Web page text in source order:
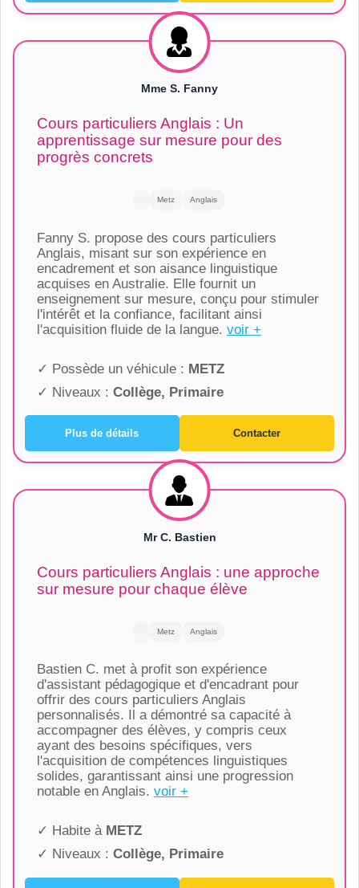
Mme S. Fanny
Cours particuliers Anglais : Un
apprentissage sur mesure pour des
progrès concrets
Metz Anglais
Fanny S. propose des cours particuliers
Anglais, misant sur son expérience en
encadrement et son aisance linguistique
acquises en Australie. Elle fournit un
enseignement sur mesure, conçu pour stimuler
l'intérêt et la confiance, facilitant ainsi
l'acquisition fluide de la langue. voir +
✓ Possède un véhicule : METZ
✓ Niveaux : Collège, Primaire
Plus de détails Contacter
Mr C. Bastien
Cours particuliers Anglais : une approche
sur mesure pour chaque élève
Metz Anglais
Bastien C. met à profit son expérience
d'assistant pédagogique et d'encadrant pour
offrir des cours particuliers Anglais
personnalisés. Il a démontré sa capacité à
accompagner des élèves, y compris ceux
ayant des besoins spécifiques, vers
l'acquisition de compétences linguistiques
solides, garantissant ainsi une progression
notable en Anglais. voir +
✓ Habite à METZ
✓ Niveaux : Collège, Primaire